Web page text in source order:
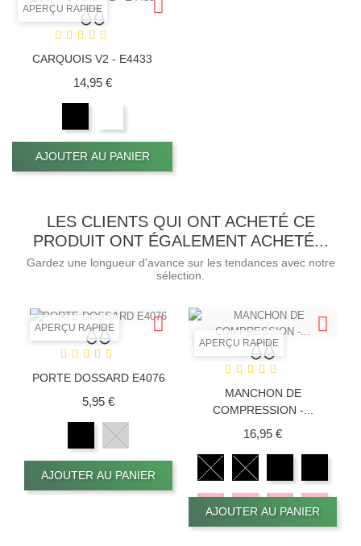
APERÇU RAPIDE
CARQUOIS V2 - E4433
14,95 €Prix
AJOUTER AU PANIER
LES CLIENTS QUI ONT ACHETÉ CE
PRODUIT ONT ÉGALEMENT ACHETÉ...
Gardez une longueur d'avance sur les tendances avec notre
sélection.
APERÇU RAPIDE
PORTE DOSSARD E4076
5,95 €Prix
AJOUTER AU PANIER
APERÇU RAPIDE
MANCHON DE
COMPRESSION -...
16,95 €Prix
AJOUTER AU PANIER